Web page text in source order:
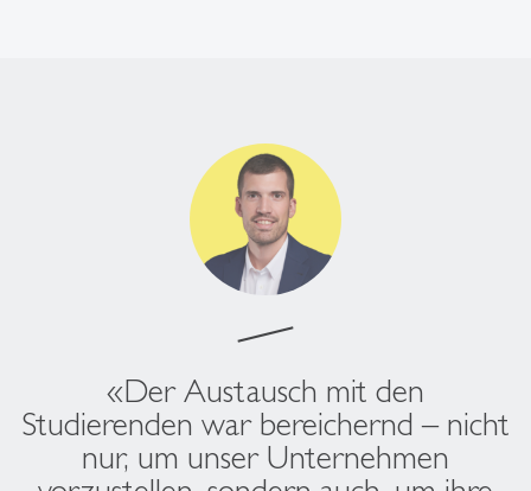
«Der Austausch mit den
Studierenden war bereichernd – nicht
nur, um unser Unternehmen